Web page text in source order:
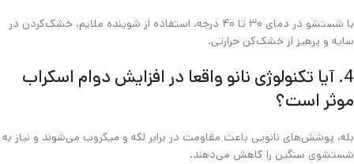
با شستشو در دمای ۳۰ تا ۴۰ درجه، استفاده از شوینده ملایم، خشک‌کردن در
سایه و پرهیز از خشک‌کن حرارتی.
4. آیا تکنولوژی نانو واقعا در افزایش دوام اسکراب
موثر است؟
بله، پوشش‌های نانویی باعث مقاومت در برابر لکه و میکروب می‌شوند و نیاز به
شستشوی سنگین را کاهش می‌دهند.